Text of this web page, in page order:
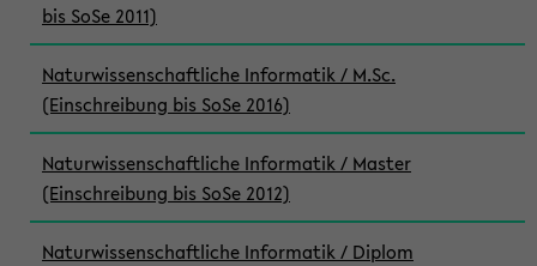
bis SoSe 2011)
Naturwissenschaftliche Informatik / M.Sc.
(Einschreibung bis SoSe 2016)
Naturwissenschaftliche Informatik / Master
(Einschreibung bis SoSe 2012)
Naturwissenschaftliche Informatik / Diplom